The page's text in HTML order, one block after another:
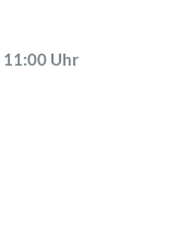
11:00 Uhr